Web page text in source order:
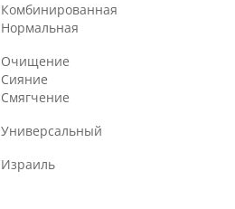
Комбинированная
Нормальная
Очищение
Сияние
Смягчение
Универсальный
Израиль